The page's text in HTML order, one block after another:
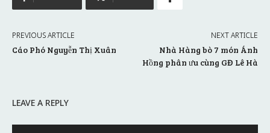
PREVIOUS ARTICLE
Cáo Phó Nguyễn Thị Xuân
NEXT ARTICLE
Nhà Hàng bò 7 món Ánh
Hồng phân ưu cùng GĐ Lê Hà
LEAVE A REPLY